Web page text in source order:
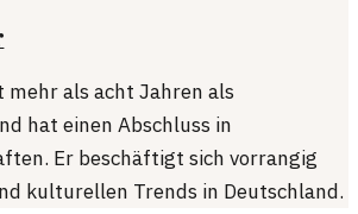
als acht Jahren als
hat einen Abschluss in
Er beschäftigt sich vorrangig
kulturellen Trends in Deutschland.